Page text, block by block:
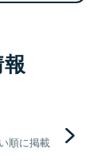
順に掲載